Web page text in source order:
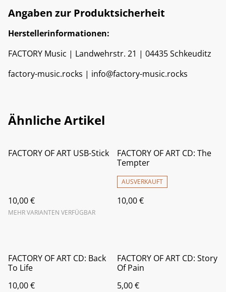
Angaben zur Produktsicherheit
Herstellerinformationen:
FACTORY Music | Landwehrstr. 21 | 04435 Schkeuditz
factory-music.rocks | info@factory-music.rocks
Ähnliche Artikel
FACTORY OF ART USB-Stick
10,00 €
MEHR VARIANTEN VERFÜGBAR
FACTORY OF ART CD: The
Tempter
AUSVERKAUFT
10,00 €
FACTORY OF ART CD: Back
To Life
10,00 €
FACTORY OF ART CD: Story
Of Pain
5,00 €